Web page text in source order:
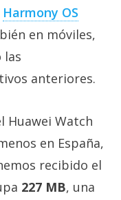
Harmony OS
en móviles,
las
anteriores.
Huawei Watch
en España,
recibido el
227 MB, una